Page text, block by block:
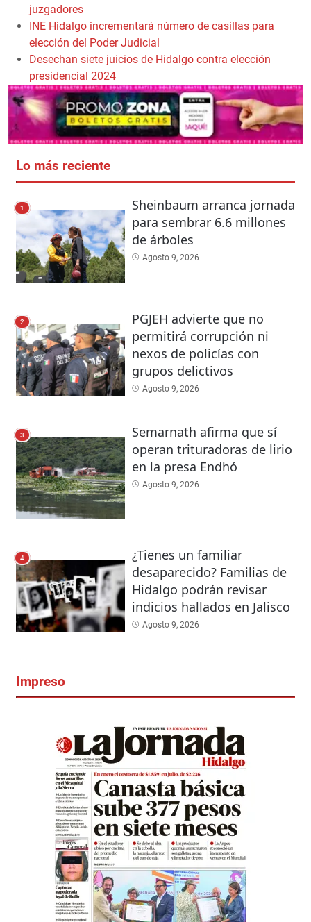
juzgadores
INE Hidalgo incrementará número de casillas para
elección del Poder Judicial
Desechan siete juicios de Hidalgo contra elección
presidencial 2024
Lo más reciente
1
Sheinbaum arranca jornada
para sembrar 6.6 millones
de árboles
Agosto 9, 2026
2
PGJEH advierte que no
permitirá corrupción ni
nexos de policías con
grupos delictivos
Agosto 9, 2026
3
Semarnath afirma que sí
operan trituradoras de lirio
en la presa Endhó
Agosto 9, 2026
4
¿Tienes un familiar
desaparecido? Familias de
Hidalgo podrán revisar
indicios hallados en Jalisco
Agosto 9, 2026
Impreso